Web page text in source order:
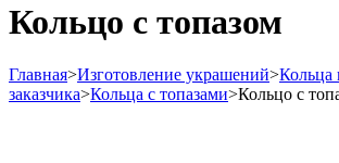
Кольцо с топазом
Главная>Изготовление украшений>Кольца
заказчика>Кольца с топазами>Кольцо с